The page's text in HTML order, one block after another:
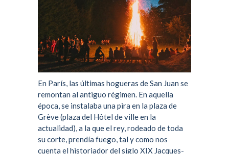
En París, las últimas hogueras de San Juan se
remontan al antiguo régimen. En aquella
época, se instalaba una pira en la plaza de
Grève(plaza del Hôtel de ville en la
actualidad), a la que el rey, rodeado de toda
su corte, prendía fuego, tal y como nos
cuenta el historiador del siglo XIX Jacques-